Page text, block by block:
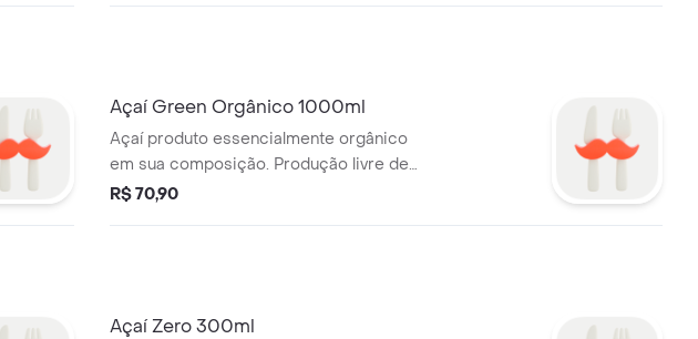
Açaí Green Orgânico 1000ml
Açaí produto essencialmente orgânico
em sua composição. Produção livre de
agrotóxicos e fertilizantes.
R$ 70,90
Açaí Zero 300ml